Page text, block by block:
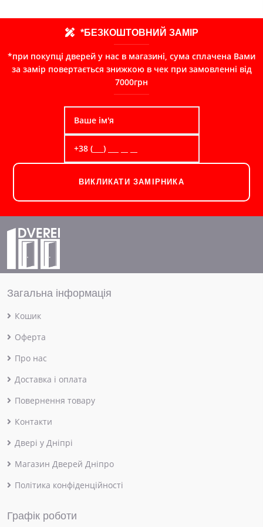
*БЕЗКОШТОВНИЙ ЗАМІР
*при покупці дверей у нас в магазині, сума сплачена Вами
за замір повертається знижкою в чек при замовленні від
7000грн
ВИКЛИКАТИ ЗАМІРНИКА
Загальна інформація
Кошик
Оферта
Про нас
Доставка і оплата
Повернення товару
Контакти
Двері у Дніпрі
Магазин Дверей Дніпро
Політика конфіденційності
Графік роботи